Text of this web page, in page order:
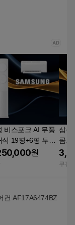
비스포크 AI 무풍
식 19평+6평 투인
어컨 AF70F19D1
기본설치비포함
원
삼성
콤보
+6
쿠팡
컨 AF17A6474BZ